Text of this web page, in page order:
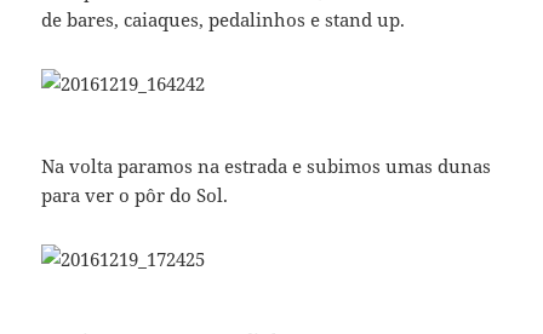
de bares, caiaques, pedalinhos e stand up.
Na volta paramos na estrada e subimos umas dunas
para ver o pôr do Sol.